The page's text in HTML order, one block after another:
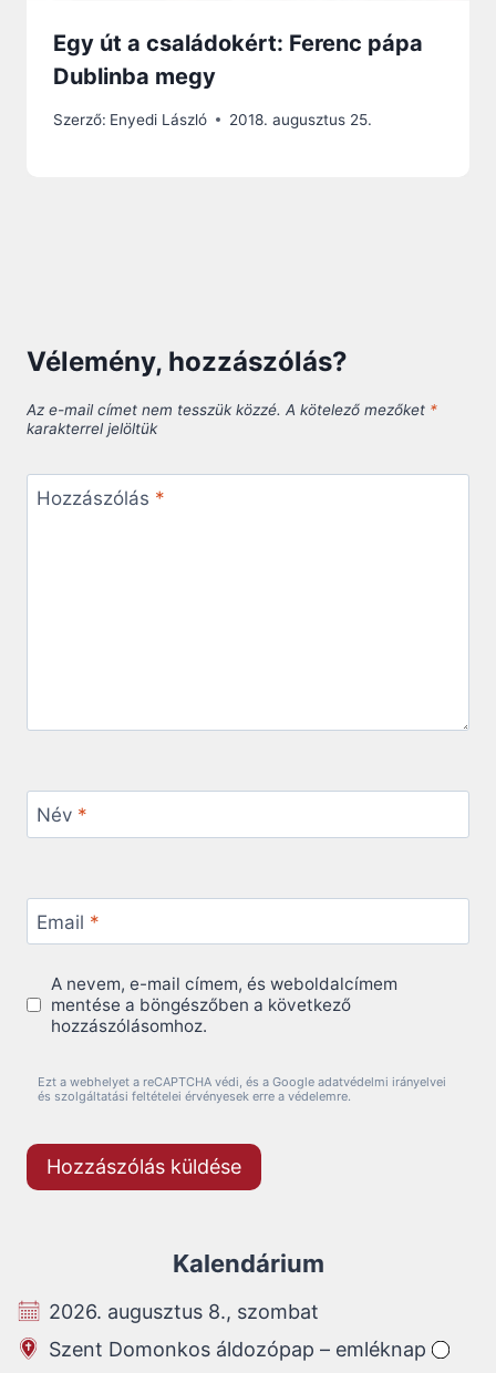
Egy út a családokért: Ferenc pápa
Dublinba megy
Szerző: Enyedi László 2018. augusztus 25.
Vélemény, hozzászólás?
Az e-mail címet nem tesszük közzé. A kötelező mezőket *
karakterrel jelöltük
Hozzászólás *
Név *
Email *
A nevem, e-mail címem, és weboldalcímem
mentése a böngészőben a következő
hozzászólásomhoz.
Ezt a webhelyet a reCAPTCHA védi, és a Google adatvédelmi irányelvei
és szolgáltatási feltételei érvényesek erre a védelemre.
Kalendárium
2026. augusztus 8., szombat
Szent Domonkos áldozópap – emléknap